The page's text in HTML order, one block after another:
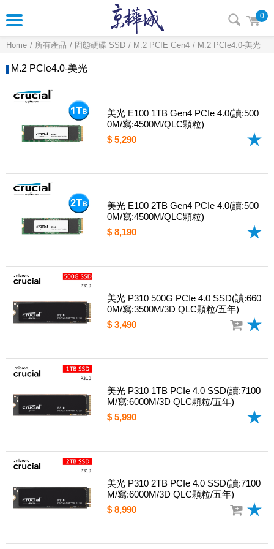
0
Home 所有產品 固態硬碟 SSD M.2 PCIE Gen4 M.2 PCIe4.0-美光
M.2 PCIe4.0-美光
美光 E100 1TB Gen4 PCIe 4.0(讀:500
0M/寫:4500M/QLC顆粒)
$ 5,290
美光 E100 2TB Gen4 PCIe 4.0(讀:500
0M/寫:4500M/QLC顆粒)
$ 8,190
美光 P310 500G PCIe 4.0 SSD(讀:660
0M/寫:3500M/3D QLC顆粒/五年)
$ 3,490
美光 P310 1TB PCIe 4.0 SSD(讀:7100
M/寫:6000M/3D QLC顆粒/五年)
$ 5,990
美光 P310 2TB PCIe 4.0 SSD(讀:7100
M/寫:6000M/3D QLC顆粒/五年)
$ 8,990